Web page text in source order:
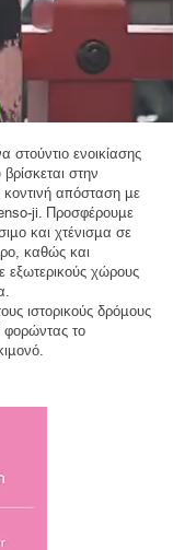
στούντιο ενοικίασης
στην
απόσταση με
ji. Προσφέρουμε
και χτένισμα σε
καθώς και
εξωτερικούς χώρους
ιστορικούς δρόμους
το